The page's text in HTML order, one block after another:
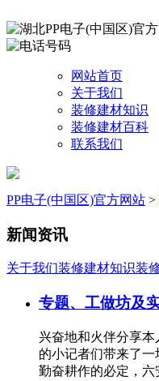
网站首页
关于我们
装修建材知识
装修建材百科
联系我们
PP电子(中国区)官方网站 >
新闻资讯
关于我们装修建材知识装
专题、工做坊及
兴奋地和火伴分享
的小记者们带来了
勤奋耕作的必定，六